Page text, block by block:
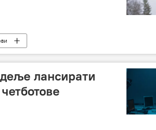
лансирати